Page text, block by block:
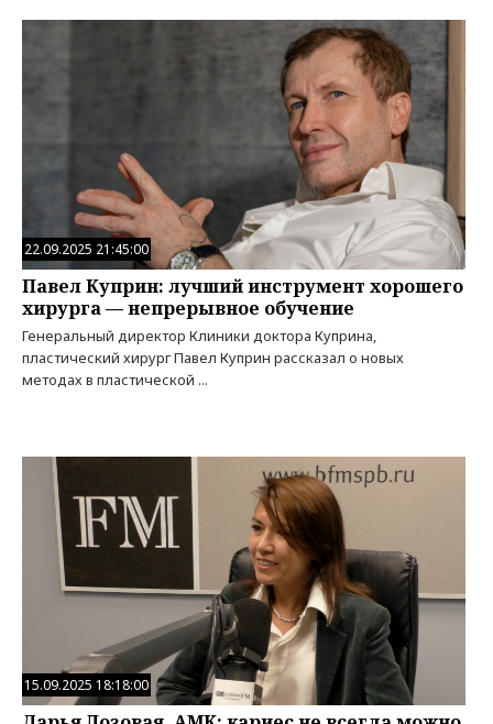
22.09.2025 21:45:00
Павел Куприн: лучший инструмент хорошего
хирурга — непрерывное обучение
Генеральный директор Клиники доктора Куприна,
пластический хирург Павел Куприн рассказал о новых
методах в пластической ...
15.09.2025 18:18:00